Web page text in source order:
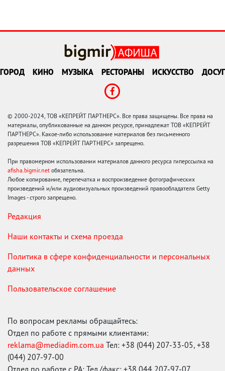
ГОРОД КИНО МУЗЫКА РЕСТОРАНЫ ИСКУССТВО ДОСУГ
© 2000-2024, ТОВ «КЕПРЕЙТ ПАРТНЕРС». Все права защищены. Все права на
материалы, опубликованные на данном ресурсе, принадлежат ТОВ «КЕПРЕЙТ
ПАРТНЕРС». Какое-либо использование материалов без письменного
разрешения ТОВ «КЕПРЕЙТ ПАРТНЕРС» запрещено.
При правомерном использовании материалов данного ресурса гиперссылка на
afisha.bigmir.net обязательна.
Любое копирование, перепечатка и воспроизведение фотографических
произведений и/или аудиовизуальных произведений правообладателя Getty
Images - строго запрещено.
Редакция
Наши контакты и схема проезда
Политика в сфере конфиденциальности и персональных
данных
Пользовательское соглашение
По вопросам рекламы обращайтесь:
Отдел по работе с прямыми клиентами:
reklama@mediadim.com.ua Тел: +38 (044) 207-33-05, +38
(044) 207-97-00